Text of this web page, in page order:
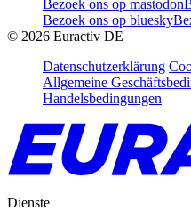
Bezoek ons op mastodon
Bezoek ons op bluesky
© 2026 Euractiv DE
Datenschutzerklärung
Allgemeine
Handelsbedingungen
Dienste